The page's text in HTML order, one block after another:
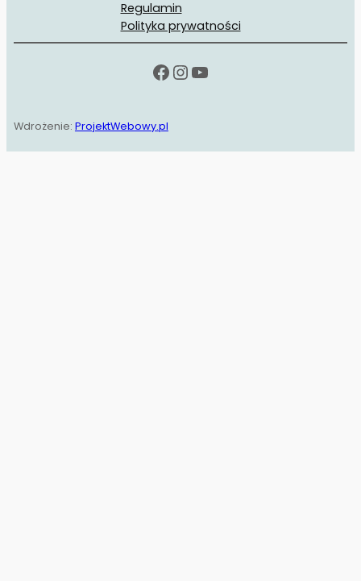
Regulamin
Polityka prywatności
Facebook
Instagram
YouTube
Wdrożenie: ProjektWebowy.pl